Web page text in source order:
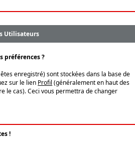
Utilisateurs
préférences ?
enregistré) sont stockées dans la base de
sur le lien Profil (généralement en haut des
le cas). Ceci vous permettra de changer
!